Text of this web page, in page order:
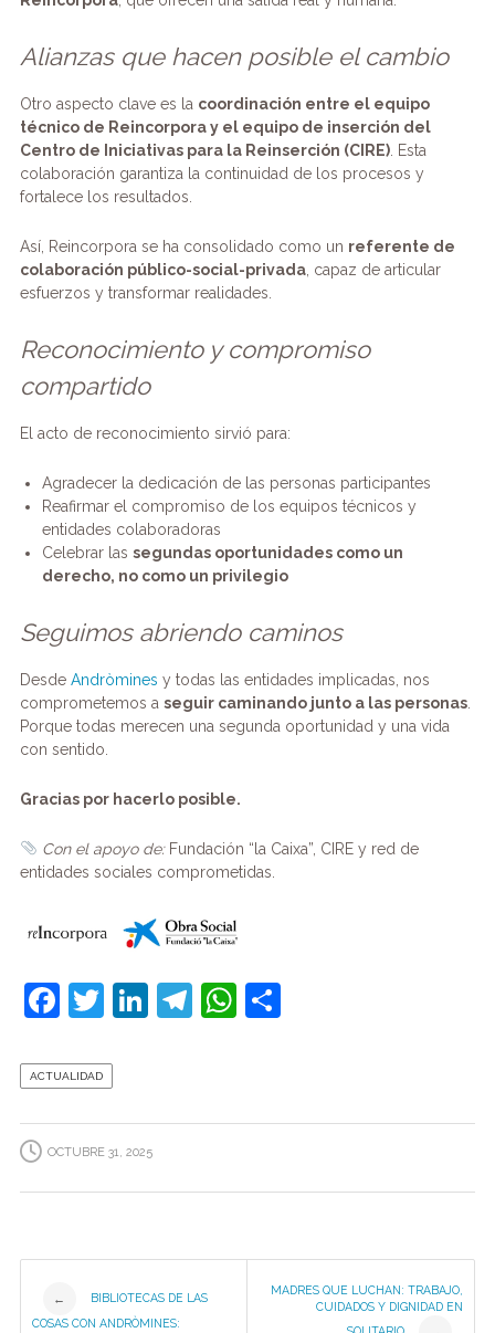
Alianzas que hacen posible el cambio
Otro aspecto clave es la coordinación entre el equipo
técnico de Reincorpora y el equipo de inserción del
Centro de Iniciativas para la Reinserción (CIRE). Esta
colaboración garantiza la continuidad de los procesos y
fortalece los resultados.
Así, Reincorpora se ha consolidado como un referente de
colaboración público-social-privada, capaz de articular
esfuerzos y transformar realidades.
Reconocimiento y compromiso
compartido
El acto de reconocimiento sirvió para:
Agradecer la dedicación de las personas participantes
Reafirmar el compromiso de los equipos técnicos y
entidades colaboradoras
Celebrar las segundas oportunidades como un
derecho, no como un privilegio
Seguimos abriendo caminos
Desde Andròmines y todas las entidades implicadas, nos
comprometemos a seguir caminando junto a las personas.
Porque todas merecen una segunda oportunidad y una vida
con sentido.
Gracias por hacerlo posible.
Con el apoyo de:Fundación “la Caixa”, CIRE y red de
entidades sociales comprometidas.
F
c
b
T
itt
Li
dI
T W C
ACTUALIDAD
OCTUBRE 31, 2025
Post
←
BIBLIOTECAS DE LAS
COSAS CON ANDRÒMINES:
MADRES QUE LUCHAN: TRABAJO,
CUIDADOS Y DIGNIDAD EN